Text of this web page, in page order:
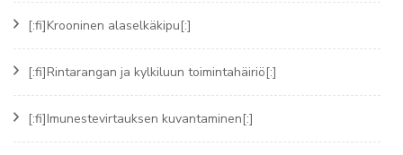
[:fi]Krooninen alaselkäkipu[:]
[:fi]Rintarangan ja kylkiluun toimintahäiriö[:]
[:fi]Imunestevirtauksen kuvantaminen[:]